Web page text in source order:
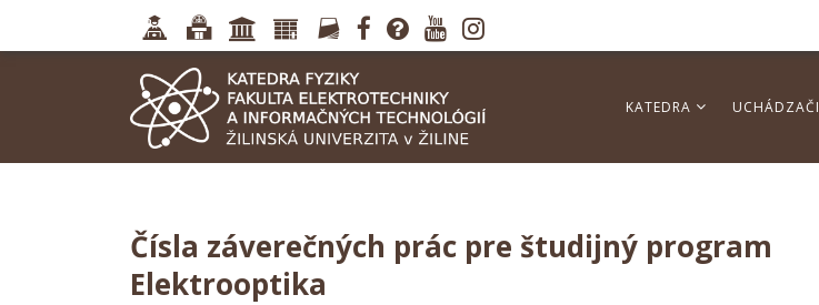
KATEDRA UCHÁDZAČI
Čísla záverečných prác pre študijný program
Elektrooptika